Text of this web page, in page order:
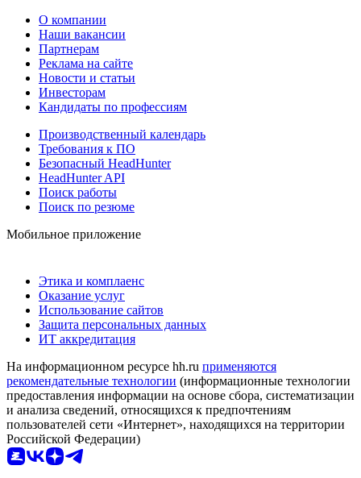
О компании
Наши вакансии
Партнерам
Реклама на сайте
Новости и статьи
Инвесторам
Кандидаты по профессиям
Производственный календарь
Требования к ПО
Безопасный HeadHunter
HeadHunter API
Поиск работы
Поиск по резюме
Мобильное приложение
Этика и комплаенс
Оказание услуг
Использование сайтов
Защита персональных данных
ИТ аккредитация
На информационном ресурсе hh.ru применяются
рекомендательные технологии (информационные технологии
предоставления информации на основе сбора, систематизации
и анализа сведений, относящихся к предпочтениям
пользователей сети «Интернет», находящихся на территории
Российской Федерации)